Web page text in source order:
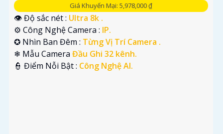
Giá Khuyến Mại: 5,978,000 ₫
👁 Độ sắc nét : Ultra 8k .
⚙ Công Nghệ Camera : IP.
✪ Nhìn Ban Đêm : Từng Vị Trí Camera .
❄ Mẫu Camera Đầu Ghi 32 kênh.
️👮 Điểm Nỗi Bật : Công Nghệ AI.